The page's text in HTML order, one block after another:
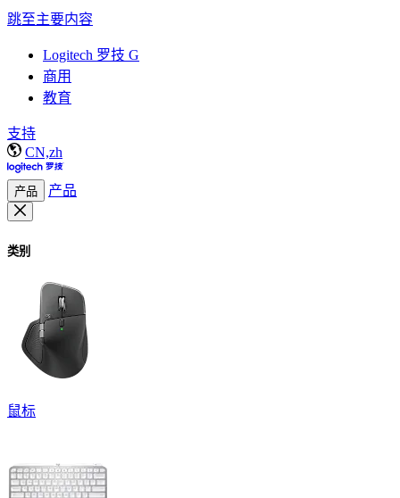
跳至主要内容
Logitech 罗技 G
商用
教育
支持
CN,zh
产品 产品
类别
鼠标